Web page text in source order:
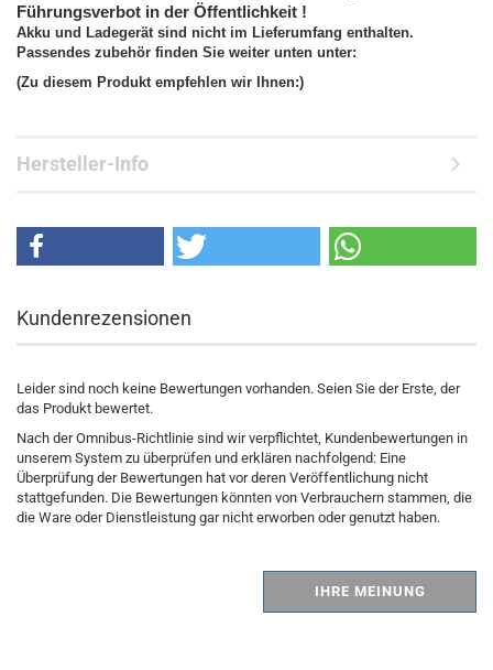
Führungsverbot in der Öffentlichkeit !
Akku und Ladegerät sind nicht im Lieferumfang enthalten.
Passendes zubehör finden Sie weiter unten unter:
(Zu diesem Produkt empfehlen wir Ihnen:)
Hersteller-Info
Kundenrezensionen
Leider sind noch keine Bewertungen vorhanden. Seien Sie der Erste, der
das Produkt bewertet.
Nach der Omnibus-Richtlinie sind wir verpflichtet, Kundenbewertungen in
unserem System zu überprüfen und erklären nachfolgend: Eine
Überprüfung der Bewertungen hat vor deren Veröffentlichung nicht
stattgefunden. Die Bewertungen könnten von Verbrauchern stammen, die
die Ware oder Dienstleistung gar nicht erworben oder genutzt haben.
IHRE MEINUNG